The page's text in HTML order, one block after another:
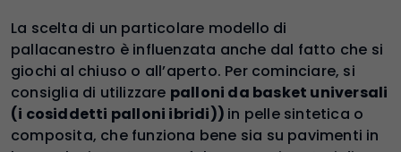
La scelta di un particolare modello di
pallacanestro è influenzata anche dal fatto che si
giochi al chiuso o all’aperto. Per cominciare, si
consiglia di utilizzare palloni da basket universali
(i cosiddetti palloni ibridi)) in pelle sintetica o
composita, che funziona bene sia su pavimenti in